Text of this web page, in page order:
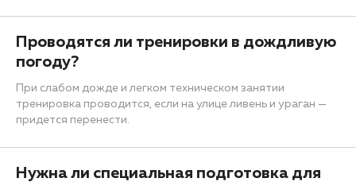
Проводятся ли тренировки в дождливую
погоду?
При слабом дожде и легком техническом занятии
тренировка проводится, если на улице ливень и ураган —
придется перенести.
Нужна ли специальная подготовка для